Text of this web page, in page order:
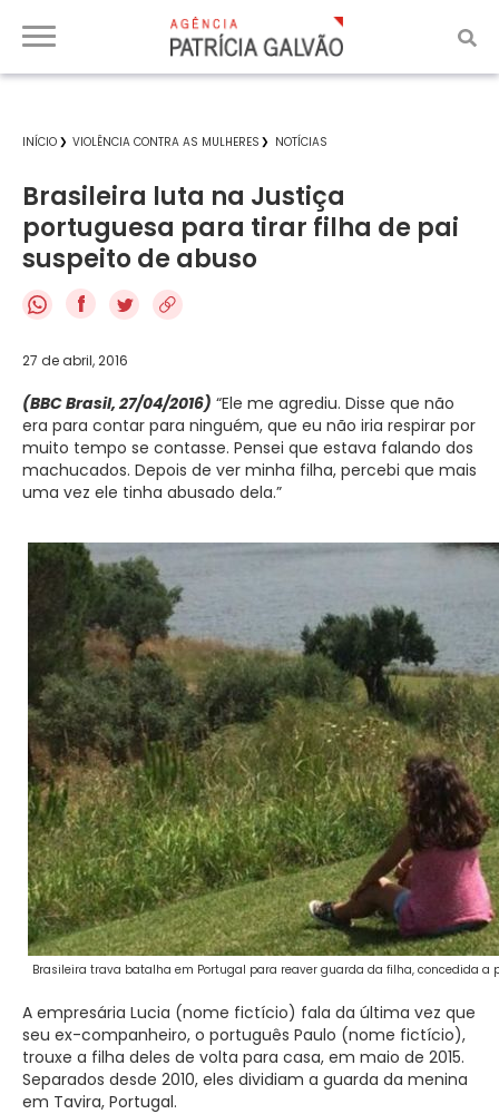
INÍCIO VIOLÊNCIA CONTRA AS MULHERES NOTÍCIAS
Brasileira luta na Justiça
portuguesa para tirar filha de pai
suspeito de abuso
f
27 de abril, 2016
(BBC Brasil, 27/04/2016) “Ele me agrediu. Disse que não
era para contar para ninguém, que eu não iria respirar por
muito tempo se contasse. Pensei que estava falando dos
machucados. Depois de ver minha filha, percebi que mais
uma vez ele tinha abusado dela.”
Brasileira trava batalha em Portugal para reaver guarda da filha, concedida a
A empresária Lucia (nome fictício) fala da última vez que
seu ex-companheiro, o português Paulo (nome fictício),
trouxe a filha deles de volta para casa, em maio de 2015.
Separados desde 2010, eles dividiam a guarda da menina
em Tavira, Portugal.